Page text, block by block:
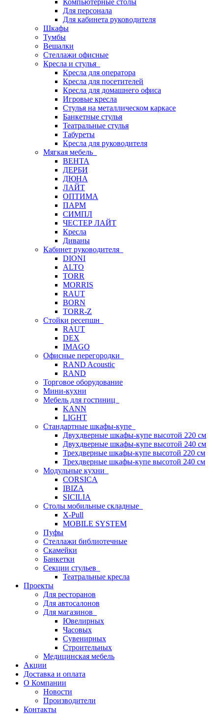
Компьютерные столы
Для персонала
Для кабинета руководителя
Шкафы
Тумбы
Вешалки
Стеллажи офисные
Кресла и стулья
Кресла для оператора
Кресла для посетителей
Кресла для домашнего офиса
Игровые кресла
Стулья на металлическом каркасе
Банкетные стулья
Театральные стулья
Табуреты
Кресла для руководителя
Мягкая мебель
ВЕНТА
ДЕРБИ
ДЮНА
ЛАЙТ
ОПТИМА
ПАРМ
СИМПЛ
ЧЕСТЕР ЛАЙТ
Кресла
Диваны
Кабинет руководителя
DIONI
ALTO
TORR
MORRIS
RAUT
BORN
TORR-Z
Стойки ресепшн
RAUT
DEX
IMAGO
Офисные перегородки
RAND Acoustic
RAND
Торговое оборудование
Мини-кухни
Мебель для гостиниц
KANN
LIGHT
Стандартные шкафы-купе
Двухдверные шкафы-купе высотой 220 см
Двухдверные шкафы-купе высотой 240 см
Трехдверные шкафы-купе высотой 220 см
Трехдверные шкафы-купе высотой 240 см
Модульные кухни
CORSICA
IBIZA
SICILIA
Столы мобильные складные
X-Pull
MOBILE SYSTEM
Пуфы
Стеллажи библиотечные
Скамейки
Банкетки
Секции стульев
Театральные кресла
Проекты
Для ресторанов
Для автосалонов
Для магазинов
Ювелирных
Часовых
Сувенирных
Строительных
Медицинская мебель
Акции
Доставка и оплата
О Компании
Новости
Производители
Контакты